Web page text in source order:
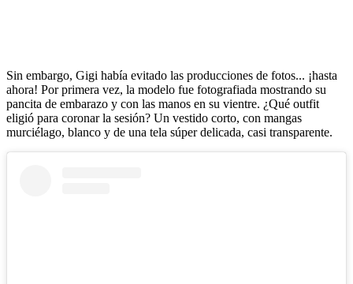
Sin embargo, Gigi había evitado las producciones de fotos... ¡hasta
ahora! Por primera vez, la modelo fue fotografiada mostrando su
pancita de embarazo y con las manos en su vientre. ¿Qué outfit
eligió para coronar la sesión? Un vestido corto, con mangas
murciélago, blanco y de una tela súper delicada, casi transparente.